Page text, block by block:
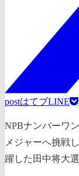
postはてブLINE
NPBナンバーワ
メジャーへ挑戦
躍した田中将大